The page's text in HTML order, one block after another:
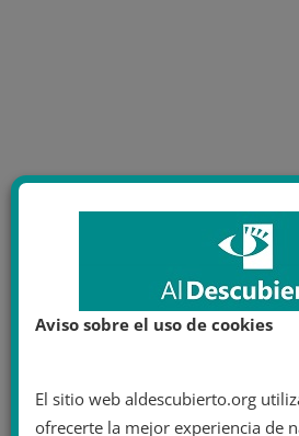
Aviso sobre el uso de cookies
El sitio web aldescubierto.org
ofrecerte la mejor experiencia de